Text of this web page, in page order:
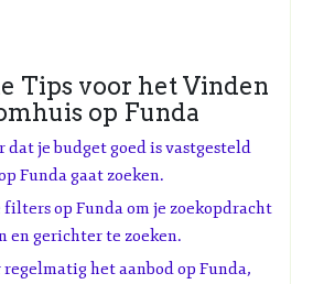
Tips voor het Vinden
op Funda
dat je budget goed is vastgesteld
Funda gaat zoeken.
filters op Funda om je zoekopdracht
en gerichter te zoeken.
het aanbod op Funda,